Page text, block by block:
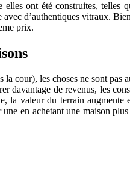
ont été construites,
d’authentiques vitraux.
prix.
cour), les choses ne sont
de revenus, les
valeur du terrain
en achetant une maison